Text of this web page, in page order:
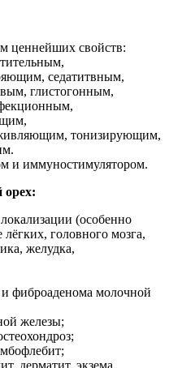
ценнейших свойств:
седатитвным,
глистогонным,
тонизирующим,
и иммуностимулятором.
орех:
(особенно
лёгких, головного мозга,
желудка,
и фиброаденома молочной
железы;
дерматит, экзема,